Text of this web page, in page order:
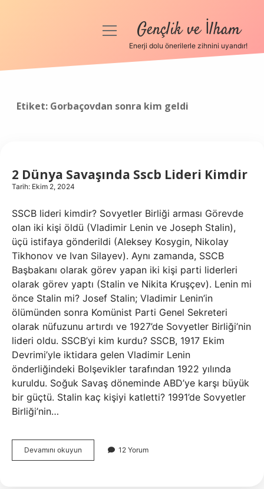
Anasayfa
menüyüGençlik ve İlham
Enerji dolu önerilerle zihnini uyandır!
Etiket: Gorbaçovdan sonra kim geldi
2 Dünya Savaşında Sscb Lideri Kimdir
Tarih: Ekim 2, 2024
SSCB lideri kimdir? Sovyetler Birliği arması Görevde
olan iki kişi öldü (Vladimir Lenin ve Joseph Stalin),
üçü istifaya gönderildi (Aleksey Kosygin, Nikolay
Tikhonov ve Ivan Silayev). Aynı zamanda, SSCB
Başbakanı olarak görev yapan iki kişi parti liderleri
olarak görev yaptı (Stalin ve Nikita Kruşçev). Lenin mi
önce Stalin mi? Josef Stalin; Vladimir Lenin’in
ölümünden sonra Komünist Parti Genel Sekreteri
olarak nüfuzunu artırdı ve 1927’de Sovyetler Birliği’nin
lideri oldu. SSCB’yi kim kurdu? SSCB, 1917 Ekim
Devrimi’yle iktidara gelen Vladimir Lenin
önderliğindeki Bolşevikler tarafından 1922 yılında
kuruldu. Soğuk Savaş döneminde ABD’ye karşı büyük
bir güçtü. Stalin kaç kişiyi katletti? 1991’de Sovyetler
Birliği’nin…
Devamını okuyun
Dünya
12 Yorum